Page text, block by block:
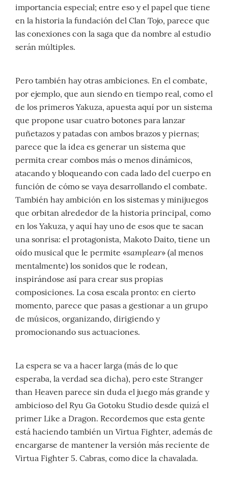
importancia especial; entre eso y el papel que tiene
en la historia la fundación del Clan Tojo, parece que
las conexiones con la saga que da nombre al estudio
serán múltiples.
Pero también hay otras ambiciones. En el combate,
por ejemplo, que aun siendo en tiempo real, como el
de los primeros Yakuza, apuesta aquí por un sistema
que propone usar cuatro botones para lanzar
puñetazos y patadas con ambos brazos y piernas;
parece que la idea es generar un sistema que
permita crear combos más o menos dinámicos,
atacando y bloqueando con cada lado del cuerpo en
función de cómo se vaya desarrollando el combate.
También hay ambición en los sistemas y minijuegos
que orbitan alrededor de la historia principal, como
en los Yakuza, y aquí hay uno de esos que te sacan
una sonrisa: el protagonista, Makoto Daito, tiene un
oído musical que le permite «samplear» (al menos
mentalmente) los sonidos que le rodean,
inspirándose así para crear sus propias
composiciones. La cosa escala pronto: en cierto
momento, parece que pasas a gestionar a un grupo
de músicos, organizando, dirigiendo y
promocionando sus actuaciones.
La espera se va a hacer larga (más de lo que
esperaba, la verdad sea dicha), pero este Stranger
than Heaven parece sin duda el juego más grande y
ambicioso del Ryu Ga Gotoku Studio desde quizá el
primer Like a Dragon. Recordemos que esta gente
está haciendo también un Virtua Fighter, además de
encargarse de mantener la versión más reciente de
Virtua Fighter 5. Cabras, como dice la chavalada.